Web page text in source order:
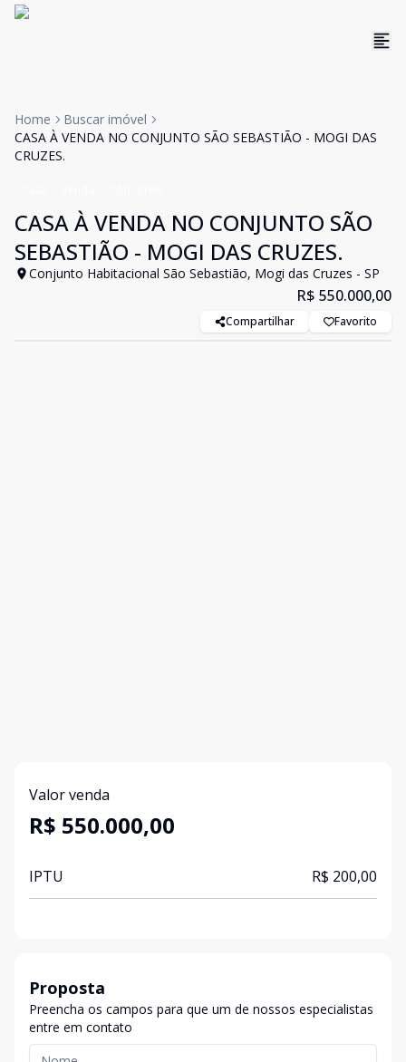
Home
Buscar imóvel
CASA À VENDA NO CONJUNTO SÃO SEBASTIÃO - MOGI DAS
CRUZES.
CASA À VENDA NO CONJUNTO SÃO
SEBASTIÃO - MOGI DAS CRUZES.
Conjunto Habitacional São Sebastião, Mogi das Cruzes - SP
R$ 550.000,00
Compartilhar Favorito
Valor venda
R$ 550.000,00
IPTU R$ 200,00
Proposta
Preencha os campos para que um de nossos especialistas
entre em contato